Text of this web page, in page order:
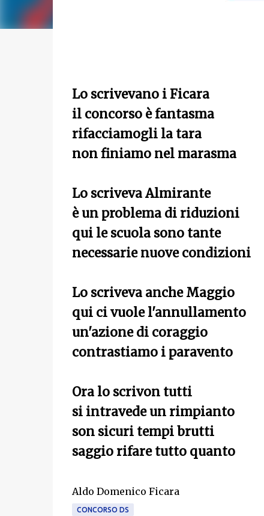
Lo scrivevano i Ficara
il concorso è fantasma
rifacciamogli la tara
non finiamo nel marasma
Lo scriveva Almirante
è un problema di riduzioni
qui le scuola sono tante
necessarie nuove condizioni
Lo scriveva anche Maggio
qui ci vuole l'annullamento
un'azione di coraggio
contrastiamo i paravento
Ora lo scrivon tutti
si intravede un rimpianto
son sicuri tempi brutti
saggio rifare tutto quanto
Aldo Domenico Ficara
CONCORSO DS